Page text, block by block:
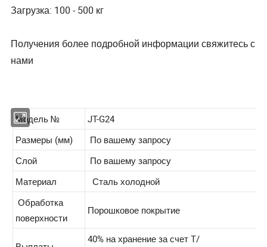
Загрузка: 100 - 500 кг
Получения более подробной информации свяжитесь с
нами
Модель № JT-G24
По вашему запросу